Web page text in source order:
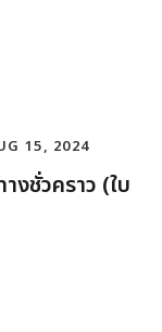
15, 2024
งชั่วคราว (ใบ